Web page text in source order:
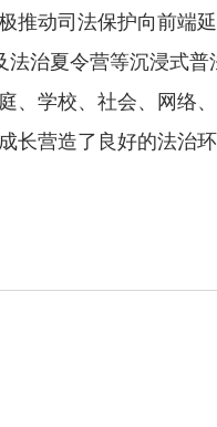
动司法保护向前端延
法治夏令营等沉浸式
、学校、社会、网络
长营造了良好的法治